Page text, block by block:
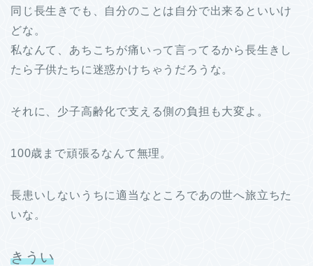
同じ長生きでも、自分のことは自分で出来るといいけ
どな。
私なんて、あちこちが痛いって言ってるから長生きし
たら子供たちに迷惑かけちゃうだろうな。
それに、少子高齢化で支える側の負担も大変よ。
100歳まで頑張るなんて無理。
長患いしないうちに適当なところであの世へ旅立ちた
いな。
きうい